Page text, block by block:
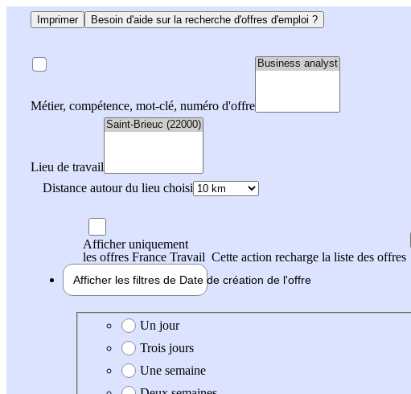
Imprimer Besoin d'aide sur la recherche d'offres d'emploi ?
Métier, compétence, mot-clé, numéro d'offre
Lieu de travail
Distance autour du lieu choisi
Afficher uniquement
les offres France Travail Cette action recharge la liste des offres
Afficher les filtres de Date de création de l'offre
Date de création de l'offre
Un jour
Trois jours
Une semaine